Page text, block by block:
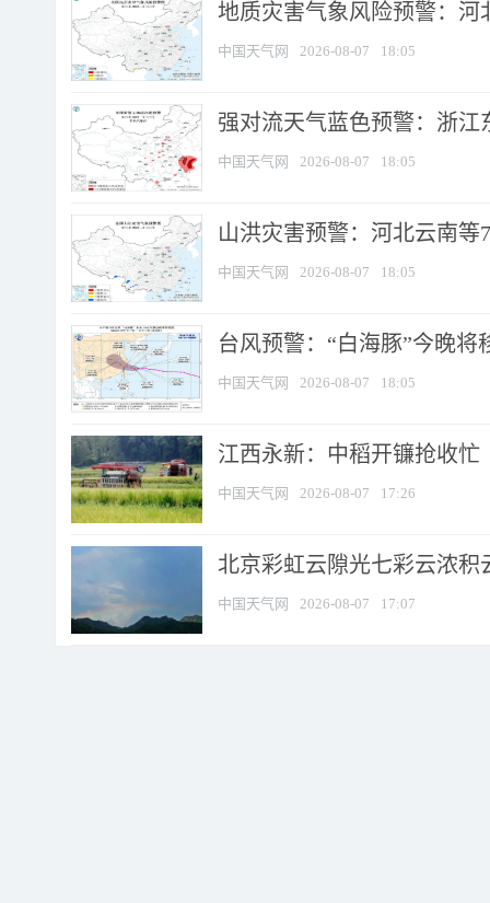
地质灾害气象风险预警：河
中国天气网 2026-08-07 18:05
强对流天气蓝色预警：浙江
中国天气网 2026-08-07 18:05
山洪灾害预警：河北云南
中国天气网 2026-08-07 18:05
台风预警：“白海豚”今晚将
中国天气网 2026-08-07 18:05
江西永新：中稻开镰抢收忙
中国天气网 2026-08-07 17:26
北京彩虹云隙光七彩云浓积
中国天气网 2026-08-07 17:07